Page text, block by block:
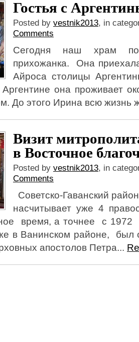
Гостья с
Posted by vestnik2013, in
Comments
Сегодня наш храм
прихожанка. Она
Айроса столицы
она проживает
До этого Ирина всю жизнь
Визит
в Восточное
Posted by vestnik2013, in
Comments
Советско-Гаванский
насчитывает уже 4
время, а точнее с
в Ванинском районе, был
апостолов Петра...